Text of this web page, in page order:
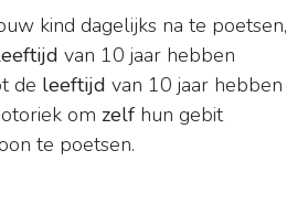
kind dagelijks na te poetsen,
van 10 jaar hebben
de leeftijd van 10 jaar hebben
om zelf hun gebit
te poetsen.